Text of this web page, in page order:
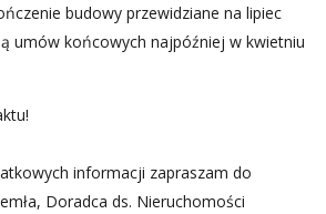
budowy przewidziane na lipiec
umów końcowych najpóźniej w kwietniu
informacji zapraszam do
Doradca ds. Nieruchomości